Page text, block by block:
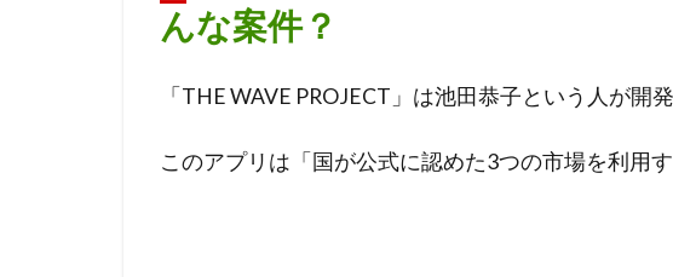
んな案件？
「THE WAVE PROJECT」は池田恭子という人が開
このアプリは「国が公式に認めた3つの市場を利用